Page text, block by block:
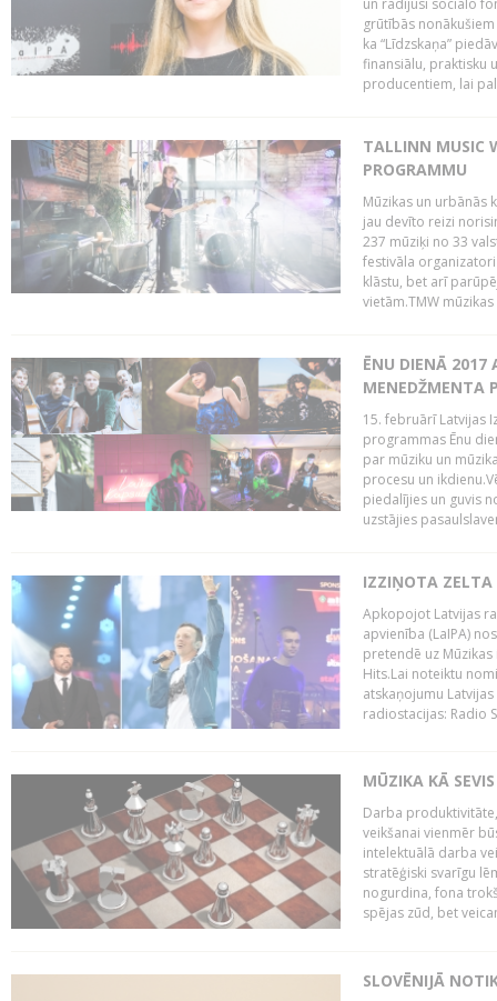
un radījusi sociālo
grūtībās
ka “Līdzskaņa”
finansiālu, praktisku
producentiem, lai
TALLINN MUSIC
PROGRAMMU
Mūzikas un urbānās
jau devīto reizi
237 mūziķi no 33
festivāla
klāstu, bet arī
vietām.TMW
ĒNU DIENĀ 2017
MENEDŽMENTA
15. februārī Latvijas
programmas Ēnu
par mūziku un
procesu un
piedalījies un guvis
uzstājies
IZZIŅOTA ZELTA
Apkopojot Latvijas
apvienība (LaIPA)
pretendē uz
Hits.Lai noteiktu
atskaņojumu
radiostacijas: Radio
MŪZIKA KĀ
Darba
veikšanai vienmēr
intelektuālā darba
stratēģiski svarīgu
nogurdina, fona
spējas zūd, bet
SLOVĒNIJĀ